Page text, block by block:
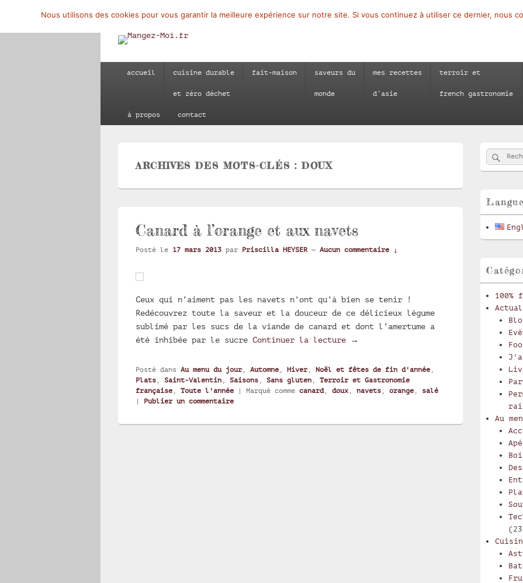
Mangez-Moi.fr
accueil cuisine durable
et zéro déchet
fait-maison saveurs du
monde
mes recettes
d’asie
terroir et
french gastronomie
à propos contact
ARCHIVES DES MOTS-CLÉS :DOUX
Canard à l’orange et aux navets
Posté le 17 mars 2013 par Priscilla HEYSER — Aucun commentaire ↓
Ceux qui n’aiment pas les navets n’ont qu’à bien se tenir !
Redécouvrez toute la saveur et la douceur de ce délicieux légume
sublimé par les sucs de la viande de canard et dont l’amertume a
été inhibée par le sucre Continuer la lecture Canard à l’orange et aux navets
→
Posté dans Au menu du jour, Automne , Hiver, Noël et fêtes de fin d'année ,
Plats , Saint-Valentin , Saisons , Sans gluten , Terroir et Gastronomie
française , Toute l'année | Marqué comme canard, doux , navets , orange , salé
| Publier un commentaire
Zone
principale
de
Langue
100%
Au
Nous utilisons des cookies pour vous garantir la meilleure expérience sur notre site. Si vous continuez à utiliser ce dernier, nous